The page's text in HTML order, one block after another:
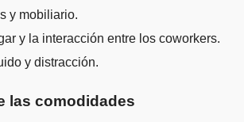
y mobiliario.
y la interacción entre los coworkers.
y distracción.
las comodidades